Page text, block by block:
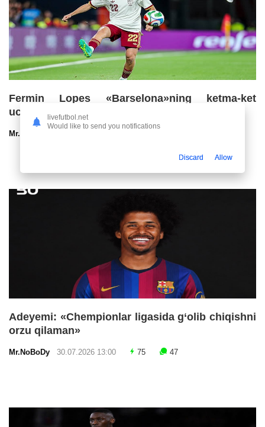
Fermin Lopes «Barselona»ning ketma-ket
uchinchi chempionlik imkoniyatlarini baholadi
Mr.NoBoDy
Adeyemi: «Chempionlar ligasida g‘olib chiqishni
orzu qilaman»
Mr.NoBoDy 30.07.2026 13:00 75 47
livefutbol.net
Would like to send you notifications
Discard Allow